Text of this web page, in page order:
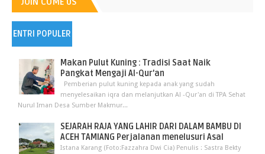
ENTRI POPULER
Makan Pulut Kuning : Tradisi Saat Naik
Pangkat Mengaji Al-Qur’an
Pemberian pulut kuning kepada anak yang sudah
menyelesaikan iqra dan melanjutkan Al -Qur'an di TPA Sehat
Nurul Iman Desa Sumber Makmur...
SEJARAH RAJA YANG LAHIR DARI DALAM BAMBU DI
ACEH TAMIANG Perjalanan menelusuri Asal
Istana Karang (Foto:Fazzahra Dwi Cia) Penulis : Sastra Bekty